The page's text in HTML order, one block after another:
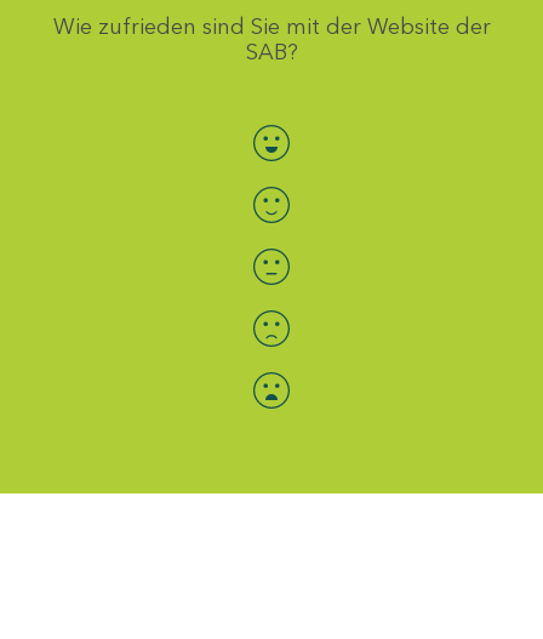
Wie zufrieden sind Sie mit der Website der
SAB?
Bewertung auswählen